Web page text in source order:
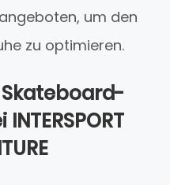
um den
zu optimieren.